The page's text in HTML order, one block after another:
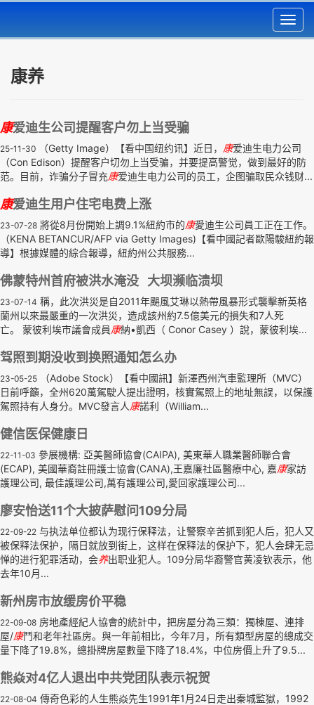
康养
康爱迪生公司提醒客户勿上当受骗
25-11-30 （Getty Image）【看中国纽约讯】近日， 康爱迪生电力公司
（Con Edison）提醒客户切勿上当受骗，并要提高警觉，做到最好的防
范。目前，诈骗分子冒充康爱迪生电力公司的员工，企图骗取民众钱财...
康爱迪生用户住宅电费上涨
23-07-28 將從8月份開始上調9.1%紐約市的康愛迪生公司員工正在工作。
（KENA BETANCUR/AFP via Getty Images)【看中國記者歐陽駿紐約報
導】根據媒體的綜合報導，紐約州公共服務...
佛蒙特州首府被洪水淹没 大坝濒临溃坝
23-07-14 稱，此次洪災是自2011年颶風艾琳以熱帶風暴形式襲擊新英格
蘭州以來最嚴重的一次洪災，造成該州約7.5億美元的損失和7人死
亡。 蒙彼利埃市議會成員康納•凱西（ Conor Casey ）說，蒙彼利埃...
驾照到期没收到换照通知怎么办
23-05-25 （Adobe Stock）【看中國訊】新澤西州汽車監理所（MVC）
日前呼籲，全州620萬駕駛人提出證明，核實駕照上的地址無誤，以保護
駕照持有人身分。MVC發言人康諾利（William...
健信医保健康日
22-11-03 參展機構: 亞美醫師協會(CAIPA), 美東華人職業醫師聯合會
(ECAP), 美國華裔註冊護士協會(CANA),王嘉廉社區醫療中心, 嘉康家訪
護理公司, 最佳護理公司,萬有護理公司,愛回家護理公司...
廖安怡送11个大披萨慰问109分局
22-09-22 与执法单位都认为现行保释法，让警察辛苦抓到犯人后，犯人又
被保释法保护，隔日就放到街上，这样在保释法的保护下，犯人会肆无忌
惮的进行犯罪活动，会养出职业犯人。109分局华裔警官黄凌钦表示，他
去年10月...
新州房市放缓房价平稳
22-09-08 房地產經紀人協會的統計中，把房屋分為三類：獨棟屋、連排
屋/康鬥和老年社區房。與一年前相比，今年7月，所有類型房屋的總成交
量下降了19.8%，總掛牌房屋數量下降了18.4%，中位房價上升了9.5...
熊焱对4亿人退出中共党团队表示祝贺
22-08-04 傳奇色彩的人生熊焱先生1991年1月24日走出秦城監獄，1992